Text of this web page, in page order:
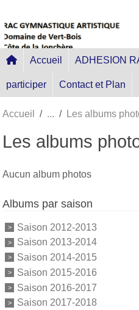
Accueil ADHESION
participer Contact et Plan
Accueil Les albums
Les albums
Aucun album photos
Albums par saison
Saison 2012-2013
Saison 2013-2014
Saison 2014-2015
Saison 2015-2016
Saison 2016-2017
Saison 2017-2018